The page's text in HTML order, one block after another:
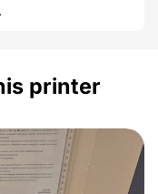
printer